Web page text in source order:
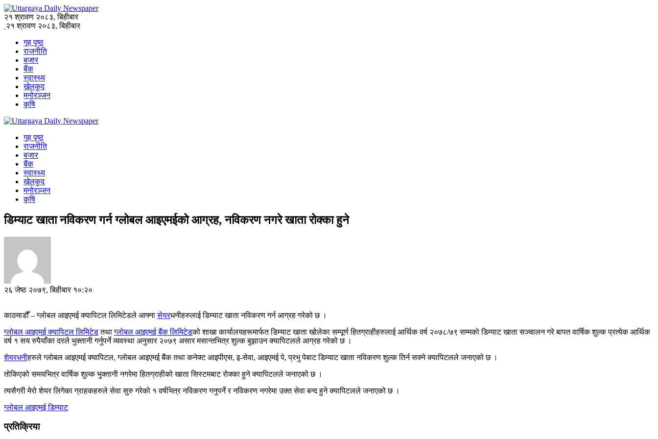
२१ श्रावण २०८३, बिहीबार
२१ श्रावण २०८३, बिहीबार
गृह पृष्ठ
राजनीति
बजार
बैंक
स्वास्थ्य
खेलकुद
मनोरञ्जन
कृषि
गृह पृष्ठ
राजनीति
बजार
बैंक
स्वास्थ्य
खेलकुद
मनोरञ्जन
कृषि
डिम्याट खाता नविकरण गर्न ग्लोबल आइएमईको आग्रह, नविकरण नगरे खाता रोक्का हुने
२६ जेष्ठ २०७९, बिहीबार १०:२०
काठमाडौँ – ग्लोबल आइएमई क्यापिटल लिमिटेडले आफ्नासेयरधनीहरुलाई डिम्याट खाता नविकरण गर्न आग्रह गरेको छ ।
ग्लोबल आइएमई क्यापिटल लिमिटेडतथाग्लोबल आइएमई बैंक लिमिटेडको शाखा कार्यालयहरूमार्फत डिम्याट खाता खोलेका सम्पूर्ण हितग्राहीहरुलाई आर्थिक वर्ष २०७८/७९ सम्मको डिम्याट खाता सञ्चालन गरे बापत वार्षिक शुल्क प्रत्येक आर्थिक
वर्ष १ सय रुपैयाँका दरले भुक्तानी गर्नुपर्ने व्यवस्था अनुसार २०७९ असार मसान्तभित्र शुल्क बुझाउन क्यापिटलले आग्रह गरेको छ ।
शेयरधनीहरुले ग्लोबल आइएमई क्यापिटल, ग्लोबल आइएमई बैंक तथा कनेक्ट आइपीएस, इ-सेवा, आइएमई पे, प्रभु पेबाट डिम्याट खाता नविकरण शुल्क तिर्न सक्ने क्यापिटलले जनाएको छ ।
तोकिएको समयभित्र वार्षिक शुल्क भुक्तानी नगरेमा हितग्राहीको खाता सिस्टमबाट रोक्का हुने क्यापिटलले जनाएको छ ।
त्यसैगरी मेरो शेयर लिगेका ग्राहकहरुले सेवा सुरु गरेको १ वर्षभित्र नविकरण गनुपर्ने र नविकरण नगरेमा उक्त सेवा बन्द हुने क्यापिटलले जनाएको छ ।
ग्लोबल आइएमईडिम्याट
प्रतिक्रिया